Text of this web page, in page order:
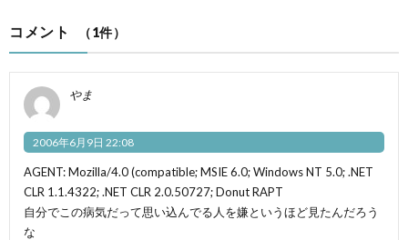
コメント （1件）
やま
2006年6月9日 22:08
AGENT: Mozilla/4.0 (compatible; MSIE 6.0; Windows NT 5.0; .NET
CLR 1.1.4322; .NET CLR 2.0.50727; Donut RAPT
自分でこの病気だって思い込んでる人を嫌というほど見たんだろう
な